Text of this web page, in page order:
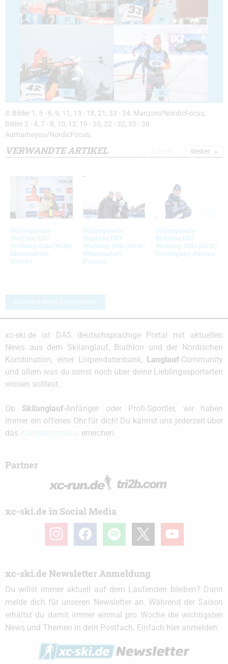
35 36
37 38
© Bilder 1, 5 - 6, 9, 11, 13 - 18, 21, 33 - 34: Manzoni/NordicFocus;
Bilder 2 - 4, 7 - 8, 10, 12, 19 - 20, 22 - 32, 35 - 38:
Authamayou/NordicFocus;
VERWANDTE ARTIKEL
Bildergalerie
Biathlon IBU
Weltcup Oslo (NOR)
Massenstart
Herren
Bildergalerie
Biathlon IBU
Weltcup Oslo (NOR)
Massenstart
Frauen
Bildergalerie
Biathlon IBU
Weltcup Oslo (NOR)
Verfolgung Herren
Weiter
Schreibe einen Kommentar
xc-ski.de ist DAS deutschsprachige Portal mit aktuellen
News aus dem Skilanglauf, Biathlon und der Nordischen
Kombination, einer Loipendatenbank,
Langlauf-Community
und allem was du sonst noch über deine Lieblingssportarten
wissen solltest.
Ob Skilanglauf-Anfänger oder Profi-Sportler, wir haben
immer ein offenes Ohr für dich! Du kannst uns jederzeit über
das
erreichen.
Partner
xc-ski.de in Social Media
instagramfacebook spotify youtube
xc-ski.de Newsletter Anmeldung
Du willst immer aktuell auf dem Laufenden bleiben? Dann
melde dich für unseren Newsletter an. Während der Saison
erhältst du damit immer einmal pro Woche die wichtigsten
News und Themen in dein Postfach. Einfach hier anmelden: